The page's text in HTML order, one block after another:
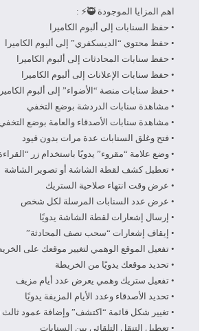
اهم المزايا الموجودة 🥷⚡️ :
• حفظ السنابات إلى ألبوم الكاميرا
• حفظ محتوى “الديسكفري” إلى ألبوم الكاميرا
• حفظ سنابات المحادثات إلى ألبوم الكاميرا
• حفظ سنابات الإعلانات إلى ألبوم الكاميرا
• حفظ سنابات منصة “الأضواء” إلى ألبوم الكاميرا
• مشاهدة سنابات الدردشة بوضع التخفي
• مشاهدة سنابات الأصدقاء والعامة بوضع التخفي
• فتح وغلق السنابات عدة مرات بدون قيود
• وضع علامة “مقروء” يدويًا باستخدام زر
• تعطيل كشف لقطة الشاشة أو تصوير الشاشة
• عرض وقت انتهاء صلاحية الستريك
• عرض عدد السنابات المرسلة لكل شخص
• إرسال إشعارات لقطة الشاشة يدويًا
• إيقاف إشعارات “سحب نصف المحادثة”
• تفعيل الموقع الوهمي لتغيير موقعك على
• تحديد موقعك يدويًا من الخريطة
• تفعيل ستريك وهمي يعرض عدد أيام مزيف
• تحديد الأصدقاء وعدد الأيام المزيفة يدويًا
• تغيير شكل قائمة “اكتشف” وإضافة عمود
• تعطيل التنقل التلقائي بين السنابات